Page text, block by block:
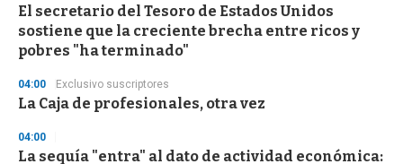
El secretario del Tesoro de Estados Unidos
sostiene que la creciente brecha entre ricos y
pobres "ha terminado"
04:00 Exclusivo suscriptores
La Caja de profesionales, otra vez
04:00
La sequía "entra" al dato de actividad económica: